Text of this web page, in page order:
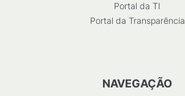
Portal da TI
Portal da Transparência
NAVEGAÇÃO